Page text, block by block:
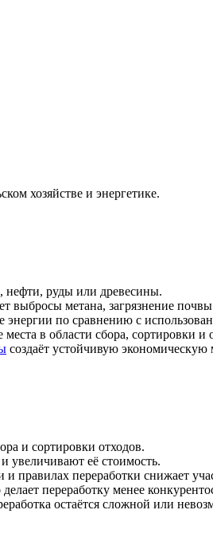
хозяйстве и энергетике.
нефти, руды или древесины.
выбросы метана, загрязнение
энергии по сравнению с
в области сбора, сортировки и
создаёт устойчивую экономическую
и сортировки отходов.
увеличивают её стоимость.
правилах переработки снижает
переработку менее
остаётся сложной или